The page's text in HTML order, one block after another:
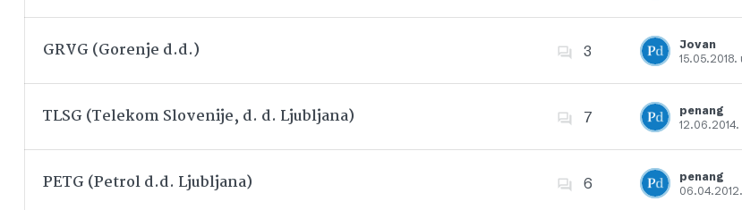
GRVG (Gorenje d.d.) 3
Jovan
15.05.2018.
TLSG (Telekom Slovenije, d. d. Ljubljana) 7
penang
12.06.2014.
PETG (Petrol d.d. Ljubljana) 6
penang